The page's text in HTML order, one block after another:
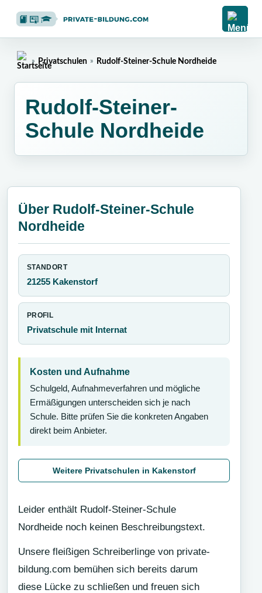
Home
» Privatschulen » Rudolf-Steiner-Schule Nordheide
Rudolf-Steiner-
Schule Nordheide
Über Rudolf-Steiner-Schule
Nordheide
STANDORT
21255 Kakenstorf
PROFIL
Privatschule mit Internat
Kosten und Aufnahme
Schulgeld, Aufnahmeverfahren und mögliche
Ermäßigungen unterscheiden sich je nach
Schule. Bitte prüfen Sie die konkreten Angaben
direkt beim Anbieter.
Weitere Privatschulen in Kakenstorf
Leider enthält Rudolf-Steiner-Schule
Nordheide noch keinen Beschreibungstext.
Unsere fleißigen Schreiberlinge von private-
bildung.com bemühen sich bereits darum
diese Lücke zu schließen und freuen sich